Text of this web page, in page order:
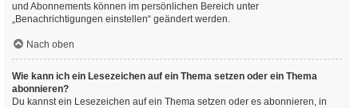
und Abonnements können im persönlichen Bereich unter
„Benachrichtigungen einstellen“ geändert werden.
Nach oben
Wie kann ich ein Lesezeichen auf ein Thema setzen oder ein Thema
abonnieren?
Du kannst ein Lesezeichen auf ein Thema setzen oder es abonnieren, in